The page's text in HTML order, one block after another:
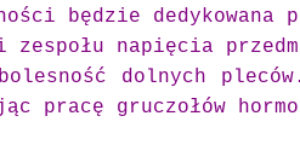
będzie
napięcia
dolnych
pracę gruczołów